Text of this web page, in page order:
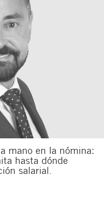
mano en la nómina:
hasta dónde
salarial.